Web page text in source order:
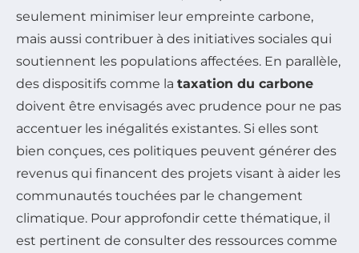
seulement minimiser leur empreinte carbone,
mais aussi contribuer à des initiatives sociales qui
soutiennent les populations affectées. En parallèle,
des dispositifs comme la taxation du carbone
doivent être envisagés avec prudence pour ne pas
accentuer les inégalités existantes. Si elles sont
bien conçues, ces politiques peuvent générer des
revenus qui financent des projets visant à aider les
communautés touchées par le changement
climatique. Pour approfondir cette thématique, il
est pertinent de consulter des ressources comme